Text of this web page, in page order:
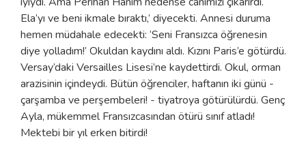
Ela’yı ve beni ikmale bıraktı,’ diyecekti. Annesi duruma
hemen müdahale edecekti: ‘Seni Fransızca öğrenesin
diye yolladım!’ Okuldan kaydını aldı. Kızını Paris’e götürdü.
Versay’daki Versailles Lisesi’ne kaydettirdi. Okul, orman
arazisinin içindeydi. Bütün öğrenciler, haftanın iki günü -
çarşamba ve perşembeleri! - tiyatroya götürülürdü. Genç
Ayla, mükemmel Fransızcasından ötürü sınıf atladı!
Mektebi bir yıl erken bitirdi!